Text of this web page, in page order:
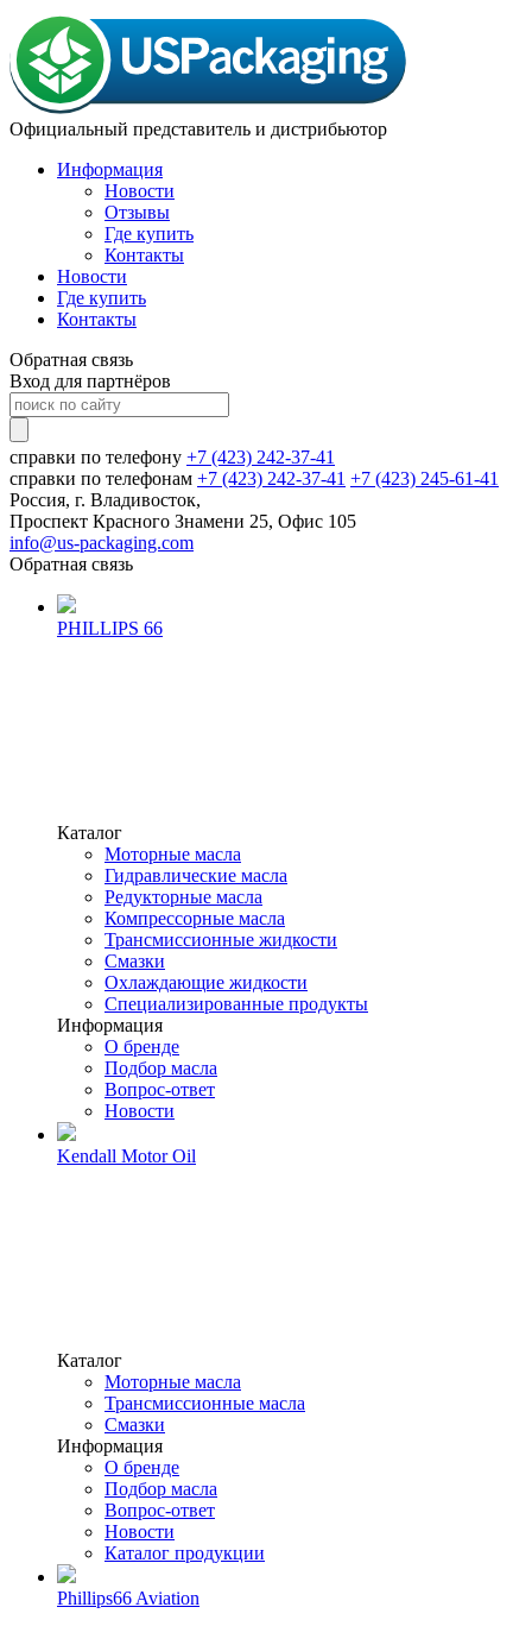
Официальный представитель и дистрибьютор
Информация
Новости
Отзывы
Где купить
Контакты
Новости
Где купить
Контакты
Обратная связь
Вход для партнёров
справки по телефону +7 (423) 242-37-41
справки по телефонам +7 (423) 242-37-41 +7 (423) 245-61-41
Россия, г. Владивосток,
Проспект Красного Знамени 25, Офис 105
info@us-packaging.com
Обратная связь
PHILLIPS 66
Каталог
Моторные масла
Гидравлические масла
Редукторные масла
Компрессорные масла
Трансмиссионные жидкости
Смазки
Охлаждающие жидкости
Специализированные продукты
Информация
О бренде
Подбор масла
Вопрос-ответ
Новости
Kendall Motor Oil
Каталог
Моторные масла
Трансмиссионные масла
Смазки
Информация
О бренде
Подбор масла
Вопрос-ответ
Новости
Каталог продукции
Phillips66 Aviation